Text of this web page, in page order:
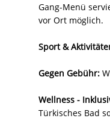
Gang-Menü
vor Ort möglich.
Sport &
Gegen Gebühr:
Wellness -
Türkisches Bad